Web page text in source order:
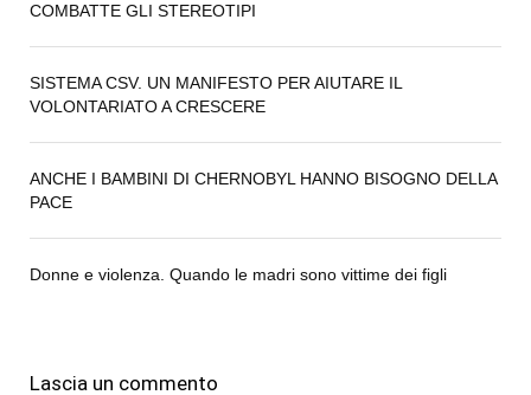
COMBATTE GLI STEREOTIPI
SISTEMA CSV. UN MANIFESTO PER AIUTARE IL
VOLONTARIATO A CRESCERE
ANCHE I BAMBINI DI CHERNOBYL HANNO BISOGNO DELLA
PACE
Donne e violenza. Quando le madri sono vittime dei figli
Lascia un commento